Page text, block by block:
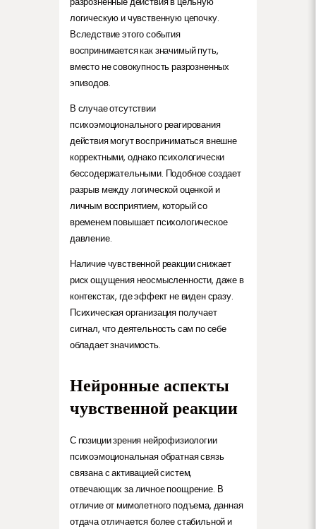
логическую и чувственную цепочку.
Вследствие этого события
воспринимается как значимый путь,
вместо не совокупность разрозненных
эпизодов.
В случае отсутствии
психоэмоционального реагирования
действия могут восприниматься внешне
корректными, однако психологически
бессодержательными. Подобное создает
разрыв между логической оценкой и
личным восприятием, который со
временем повышает психологическое
давление.
Наличие чувственной реакции снижает
риск ощущения неосмысленности, даже в
контекстах, где эффект не виден сразу.
Психическая организация получает
сигнал, что деятельность сам по себе
обладает значимость.
Нейронные аспекты
чувственной реакции
С позиции зрения нейрофизиологии
психоэмоциональная обратная связь
связана с активацией систем,
отвечающих за личное поощрение. В
отличие от мимолетного подъема, данная
отдача отличается более стабильной и